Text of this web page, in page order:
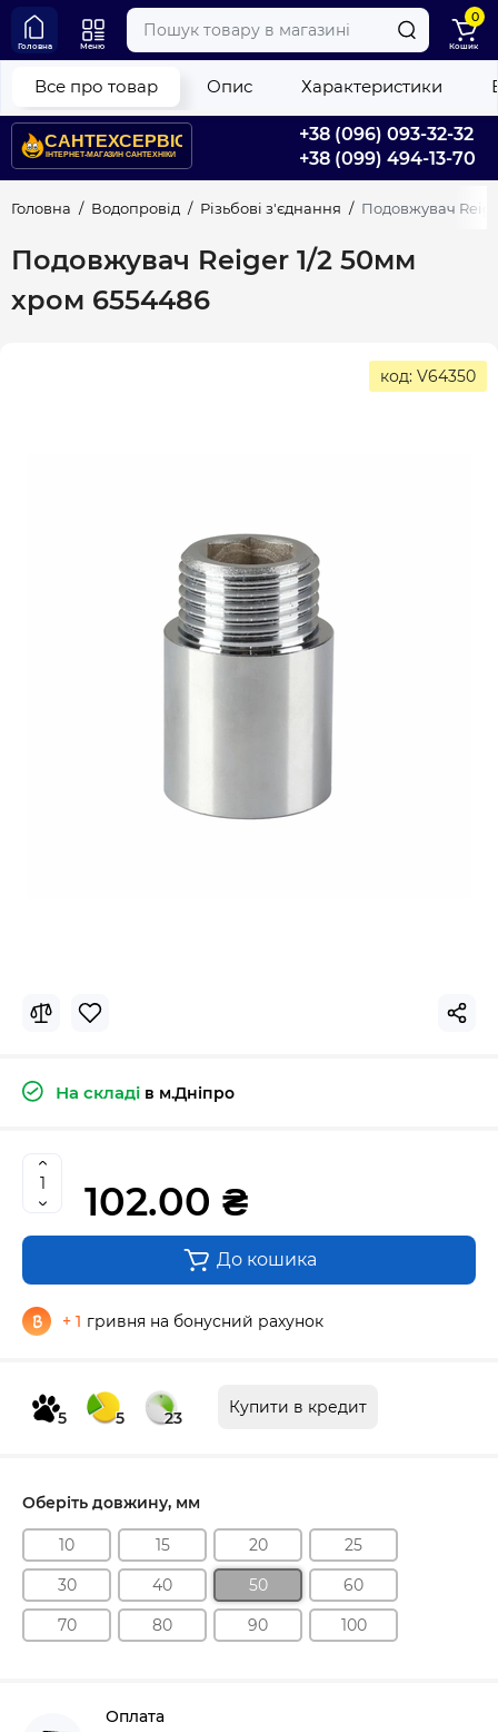
+38 (096) 093-32-32
+38 (099) 494-13-70
Головна Меню
0
Кошик
Головна Водопровід Різьбові з'єднання Подовжувач
Подовжувач Reiger 1/2 50мм
хром 6554486
Все про товар Опис Характеристики
код: V64350
На складі в м.Дніпро
102.00 ₴
До кошика
+ 1 гривня на бонусний рахунок
5 5 23
Купити в кредит
Оберіть довжину, мм
10 15 20
25
30
40 50
60
70
80 90 100
Оплата